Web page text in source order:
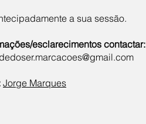
a sua sessão.
esclarecimentos contactar:
Jorge Marques